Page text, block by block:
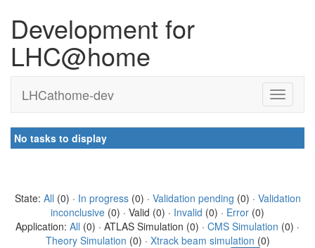
Development for
LHC@home
LHCathome-dev
No tasks to display
State: All (0) · In progress(0) · Validation pending (0) · Validation
inconclusive (0) · Valid (0) · Invalid (0) · Error (0)
Application: All (0) · ATLAS Simulation (0) · CMS Simulation (0) ·
Theory Simulation (0) · Xtrack beam simulation (0)